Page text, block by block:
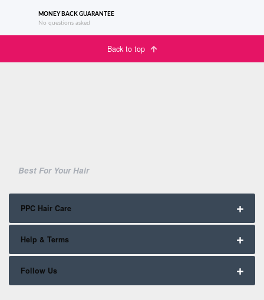
MONEY BACK GUARANTEE
No questions asked
Back to top
Best For Your Hair
PPC Hair Care
Help & Terms
Follow Us